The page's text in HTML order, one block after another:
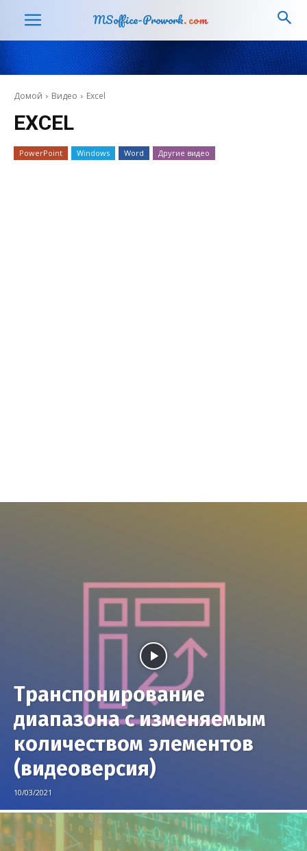
MSoffice-Prowork.com
Домой Видео Excel
EXCEL
PowerPoint Windows Word Другие видео
Транспонирование
диапазона с изменяемым
количеством элементов
(видеоверсия)
10/03/2021